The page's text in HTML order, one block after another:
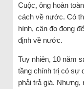
Cuộc, ông hoàn
cách về nước. Có
hình, cân đo đong
định về nước.
Tuy nhiên, 10 năm
tầng chính trị có sự
phải trả giá. Nhưng,